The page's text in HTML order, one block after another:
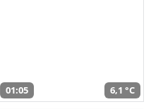
01:05 6,1 °C